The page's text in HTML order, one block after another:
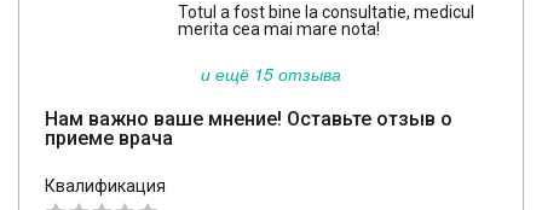
Totul a fost bine la consultatie, medicul
merita cea mai mare nota!
и ещё 15 отзыва
Нам важно ваше мнение! Оставьте отзыв о
приеме врача
Квалификация